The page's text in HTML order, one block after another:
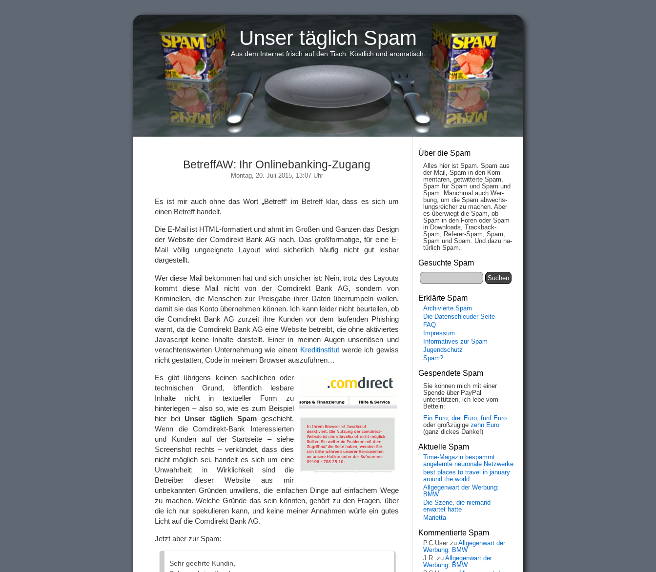
Unser täglich Spam
Aus dem Internet frisch auf den Tisch. Köstlich und aromatisch.
BetreffAW: Ihr Onlinebanking-Zugang
Montag, 20. Juli 2015, 13:07 Uhr
Es ist mir auch ohne das Wort „Betreff“ im Betreff klar, dass es sich um
einen Betreff handelt.
Die E-Mail ist HTML-formatiert und ahmt im Großen und Ganzen das Design
der Website der Comdirekt Bank AG nach. Das großformatige, für eine E-
Mail völlig ungeeignete Layout wird sicherlich häufig nicht gut lesbar
dargestellt.
Wer diese Mail bekommen hat und sich unsicher ist: Nein, trotz des Layouts
kommt diese Mail nicht von der Comdirekt Bank AG, sondern von
Kriminellen, die Menschen zur Preisgabe ihrer Daten überrumpeln wollen,
damit sie das Konto übernehmen können. Ich kann leider nicht beurteilen, ob
die Comdirekt Bank AG zurzeit ihre Kunden vor dem laufenden Phishing
warnt, da die Comdirekt Bank AG eine Website betreibt, die ohne aktiviertes
Javascript keine Inhalte darstellt. Einer in meinen Augen unseriösen und
verachtenswerten Unternehmung wie einem Kreditinstitut werde ich gewiss
nicht gestatten, Code in meinem Browser auszuführen…
Es gibt übrigens keinen sachlichen oder
technischen Grund, öffentlich lesbare
Inhalte nicht in textueller Form zu
hinterlegen – also so, wie es zum Beispiel
hier bei Unser täglich Spamgeschieht.
Wenn die Comdirekt-Bank Interessierten
und Kunden auf der Startseite – siehe
Screenshot rechts – verkündet, dass dies
nicht möglich sei, handelt es sich um eine
Unwahrheit; in Wirklichkeit sind die
Betreiber dieser Website aus mir
unbekannten Gründen unwillens, die einfachen Dinge auf einfachem Wege
zu machen. Welche Gründe das sein könnten, gehört zu den Fragen, über
die ich nur spekulieren kann, und keine meiner Annahmen würfe ein gutes
Licht auf die Comdirekt Bank AG.
Jetzt aber zur Spam:
Sehr geehrte Kundin,
Über die Spam
Alles hier ist Spam. Spam aus
der Mail, Spam in den Kom­
men­taren, ge­twit­ter­te Spam,
Spam für Spam und Spam und
Spam. Manch­mal auch Wer­
bung, um die Spam ab­wechs­
lungs­reich­er zu mach­en. Aber
es über­wiegt die Spam, ob
Spam in den Fo­ren oder Spam
in Down­loads, Track­back-
Spam, Re­fe­rer-Spam, Spam,
Spam und Spam. Und da­zu na­
tür­lich Spam.
Gesuchte Spam
Erklärte Spam
Archivierte Spam
Die Datenschleuder-Seite
FAQ
Impressum
Informatives zur Spam
Jugendschutz
Spam?
Gespendete Spam
Sie können mich mit einer
Spende über PayPal
unterstützen, ich lebe vom
Betteln:
Ein Euro, drei Euro, fünf Euro
oder großzügige zehn Euro
(ganz dickes Danke!)
Aktuelle Spam
Time-Magazin bespammt
angelernte neuronale Netzwerke
best places to travel in january
around the world
Allgegenwart der Werbung:
BMW
Die Szene, die niemand
erwartet hatte
Marietta
Kommentierte Spam
P.C.User zu Allgegenwart der
Werbung: BMW
J.R. zu Allgegenwart der
Werbung: BMW